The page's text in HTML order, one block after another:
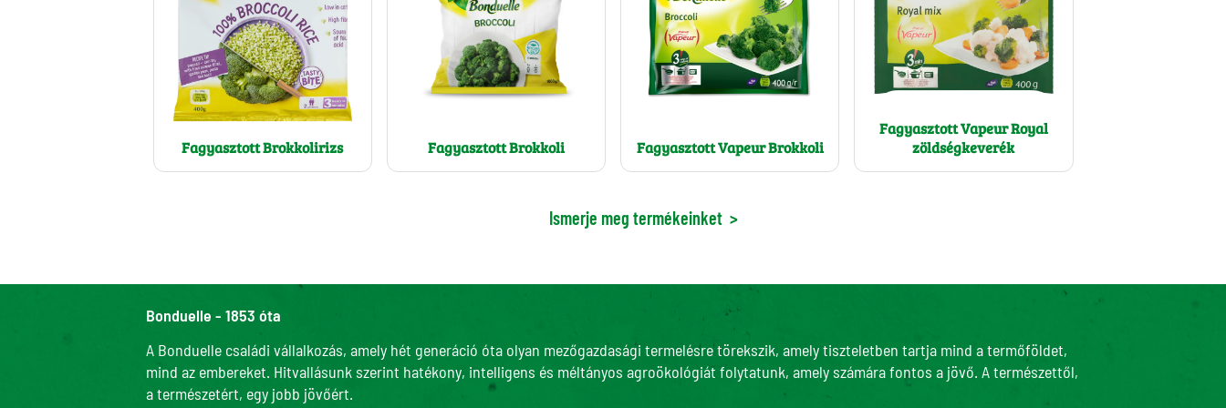
Fehérje (g)
4,7 g
0,83 g
Fagyasztott Brokkolirizs Fagyasztott Brokkoli Fagyasztott Vapeur Brokkoli
Fagyasztott Vapeur Royal
zöldségkeverék
Ismerje meg termékeinket >
Bonduelle - 1853 óta
A Bonduelle családi vállalkozás, amely hét generáció óta olyan mezőgazdasági termelésre törekszik, amely tiszteletben tartja mind a termőföldet,
mind az embereket. Hitvallásunk szerint hatékony, intelligens és méltányos agroökológiát folytatunk, amely számára fontos a jövő. A természettől,
a természetért, egy jobb jövőért.